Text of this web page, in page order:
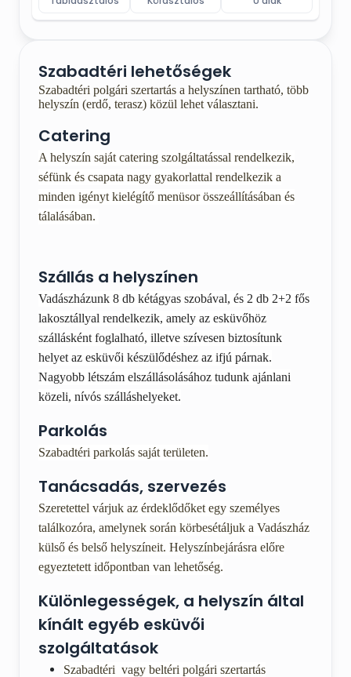
Szabadtéri lehetőségek
Szabadtéri polgári szertartás a helyszínen tartható, több
helyszín (erdő, terasz) közül lehet választani.
Catering
A helyszín saját catering szolgáltatással rendelkezik,
séfünk és csapata nagy gyakorlattal rendelkezik a
minden igényt kielégítő menüsor összeállításában és
tálalásában.
Szállás a helyszínen
Vadászházunk 8 db kétágyas szobával, és 2 db 2+2 fős
lakosztállyal rendelkezik, amely az esküvőhöz
szállásként foglalható, illetve szívesen biztosítunk
helyet az esküvői készülődéshez az ifjú párnak.
Nagyobb létszám elszállásolásához tudunk ajánlani
közeli, nívós szálláshelyeket.
Parkolás
Szabadtéri parkolás saját területen.
Tanácsadás, szervezés
Szeretettel várjuk az érdeklődőket egy személyes
találkozóra, amelynek során körbesétáljuk a Vadászház
külső és belső helyszíneit. Helyszínbejárásra előre
egyeztetett időpontban van lehetőség.
Különlegességek, a helyszín által
kínált egyéb esküvői
szolgáltatások
Szabadtéri vagy beltéri polgári szertartás